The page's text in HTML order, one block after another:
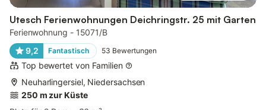
Utesch Ferienwohnungen Deichringstr. 25 mit Garten
Ferienwohnung - 15071/B
9,2
Fantastisch 53 Bewertungen
Top bewertet von Familien
Neuharlingersiel, Niedersachsen
250 m zur Küste